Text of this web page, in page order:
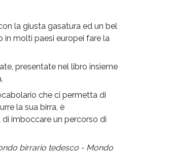
la giusta gasatura ed un bel
in molti paesi europei fare la
presentate nel libro insieme
che ci permetta di
la sua birra, è
imboccare un percorso di
birrario tedesco - Mondo